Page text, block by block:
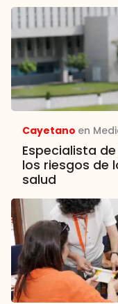
Cayetano en
Especialista
los riesgos de
salud